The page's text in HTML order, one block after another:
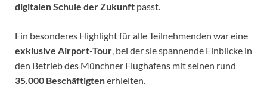
digitalen Schule der Zukunft passt.
Ein besonderes Highlight für alle Teilnehmenden war eine
exklusive Airport-Tour, bei der sie spannende Einblicke in
den Betrieb des Münchner Flughafens mit seinen rund
35.000 Beschäftigtenerhielten.